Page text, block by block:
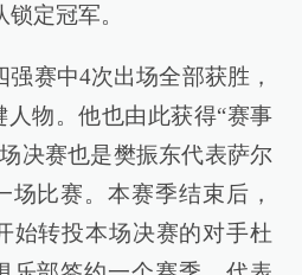
定冠军。
强赛中4次出场全部获胜，
物。他也由此获得“赛事
决赛也是樊振东代表萨尔
比赛。本赛季结束后，
始转投本场决赛的对手杜